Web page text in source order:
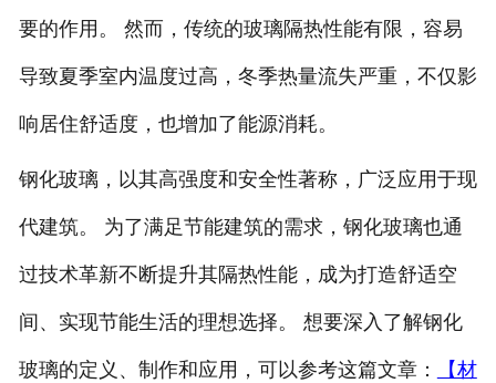
要的作用。 然而，传统的玻璃隔热性能有限，容易
导致夏季室内温度过高，冬季热量流失严重，不仅影
响居住舒适度，也增加了能源消耗。
钢化玻璃，以其高强度和安全性著称，广泛应用于现
代建筑。 为了满足节能建筑的需求，钢化玻璃也通
过技术革新不断提升其隔热性能，成为打造舒适空
间、实现节能生活的理想选择。 想要深入了解钢化
玻璃的定义、制作和应用，可以参考这篇文章： 【材